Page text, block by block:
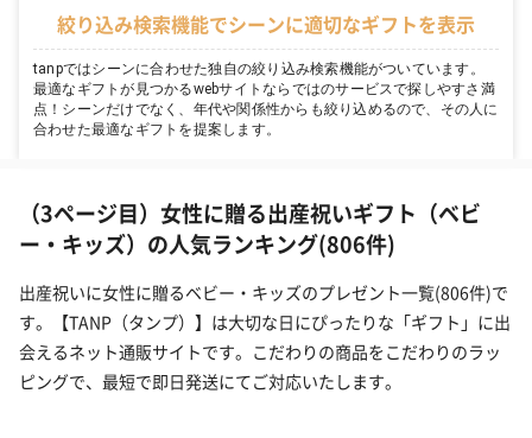
絞り込み検索機能でシーンに適切なギフトを表示
tanpではシーンに合わせた独自の絞り込み検索機能がついています。
最適なギフトが見つかるwebサイトならではのサービスで探しやすさ満
点！シーンだけでなく、年代や関係性からも絞り込めるので、その人に
合わせた最適なギフトを提案します。
（3ページ目）女性に贈る出産祝いギフト（ベビ
ー・キッズ）の人気ランキング(806件)
出産祝いに女性に贈るベビー・キッズのプレゼント一覧(806件)で
す。【TANP（タンプ）】は大切な日にぴったりな「ギフト」に出
会えるネット通販サイトです。こだわりの商品をこだわりのラッ
ピングで、最短で即日発送にてご対応いたします。